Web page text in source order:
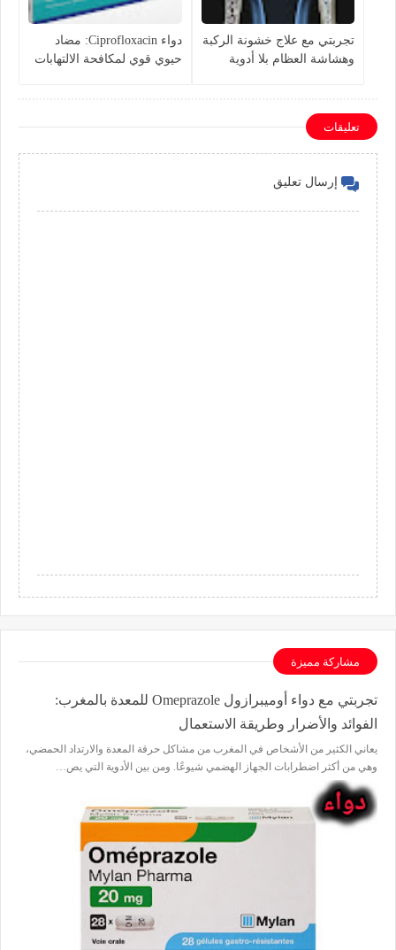
تجربتي مع علاج خشونة الركبة
وهشاشة العظام بلا أدوية
دواء Ciprofloxacin: مضاد
حيوي قوي لمكافحة الالتهابات
تعليقات
إرسال تعليق
مشاركة مميزة
تجربتي مع دواء أوميبرازول Omeprazole للمعدة بالمغرب:
الفوائد والأضرار وطريقة الاستعمال
يعاني الكثير من الأشخاص في المغرب من مشاكل حرقة المعدة والارتداد الحمضي،
وهي من أكثر اضطرابات الجهاز الهضمي شيوعًا. ومن بين الأدوية التي يص…